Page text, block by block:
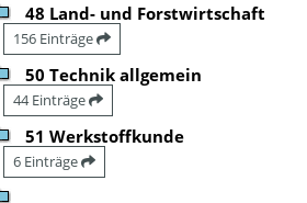
48 Land- und Forstwirtschaft
156 Einträge
50 Technik allgemein
44 Einträge
51 Werkstoffkunde
6 Einträge